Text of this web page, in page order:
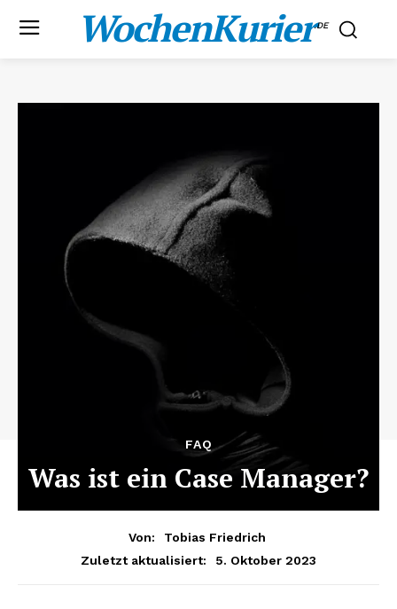
WochenKurier.DE
FAQ
Was ist ein Case Manager?
Von:
Tobias Friedrich
Zuletzt aktualisiert:
5. Oktober 2023